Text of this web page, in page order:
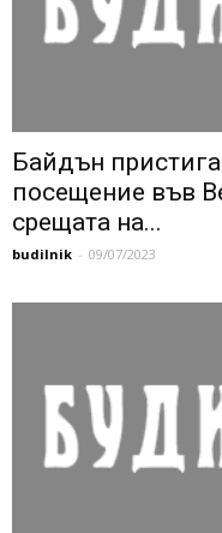
Байдън
посещение във
срещата на...
budilnik - 09/07/2023